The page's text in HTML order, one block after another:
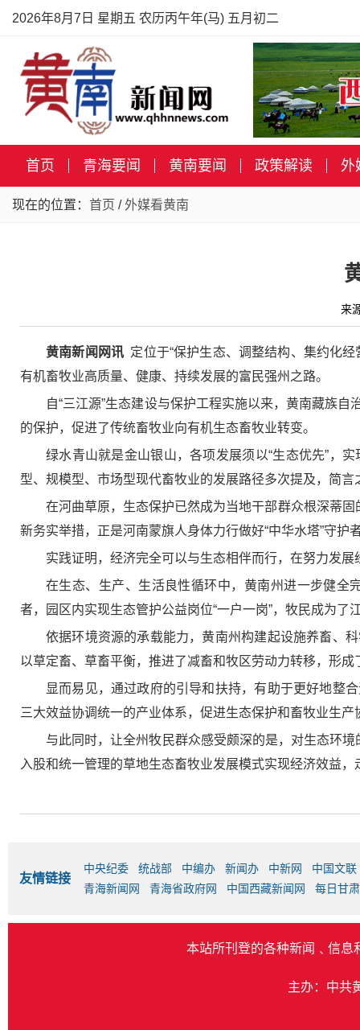
2026年8月7日 星期五 农历丙午年(马) 五月初二
首页 青海要闻 黄南要闻 政策解读 外
现在的位置： 首页 /外媒看黄南
来
黄南新闻网讯 定位于“保护生态、调整结构、集约化
有机畜牧业高质量、健康、持续发展的富民强州之路。
自“三江源”生态建设与保护工程实施以来，黄南藏族
的保护，促进了传统畜牧业向有机生态畜牧业转变。
绿水青山就是金山银山，各项发展须以“生态优先”，
型、规模型、市场型现代畜牧业的发展路径多次提及，简
在河曲草原，生态保护已然成为当地干部群众根深蒂
新务实举措，正是河南蒙旗人身体力行做好“中华水塔”守护
实践证明，经济完全可以与生态相伴而行，在努力发
在生态、生产、生活良性循环中，黄南州进一步健全
者，园区内实现生态管护公益岗位“一户一岗”，牧民成为了
依据环境资源的承载能力，黄南州构建起设施养畜、
以草定畜、草畜平衡，推进了减畜和牧区劳动力转移，形
显而易见，通过政府的引导和扶持，有助于更好地整
三大效益协调统一的产业体系，促进生态保护和畜牧业生产
与此同时，让全州牧民群众感受颇深的是，对生态环
入股和统一管理的草地生态畜牧业发展模式实现经济效益
友情链接
中央纪委 统战部 中编办 新闻办 中新网
中国文联
青海新闻网
青海省政府网 中国西藏新闻网 每日甘
本站所刊登的各种新闻﹑信息
主办：中共